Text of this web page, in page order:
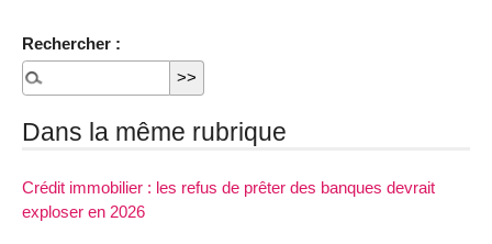
Rechercher :
Dans la même rubrique
Crédit immobilier : les refus de prêter des banques devrait
exploser en 2026